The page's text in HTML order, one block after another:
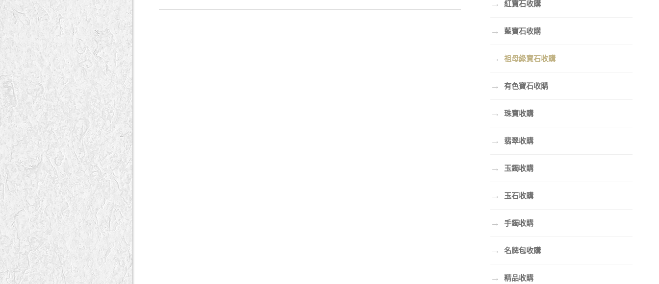
→ 紅寶石收購
→ 藍寶石收購
→ 祖母綠寶石收購
→ 有色寶石收購
→ 珠寶收購
→ 翡翠收購
→ 玉鐲收購
→ 玉石收購
→ 手鐲收購
→ 名牌包收購
→ 精品收購